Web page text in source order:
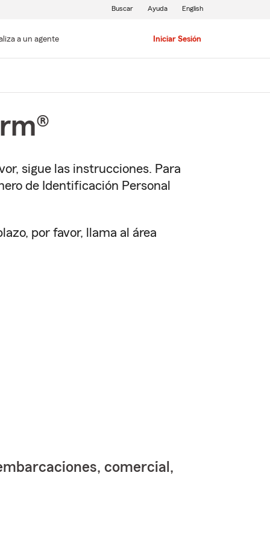
a un agente Iniciar Sesión
Buscar Ayuda English
sigue las instrucciones. Para
de Identificación Personal
por favor, llama al área
comercial,